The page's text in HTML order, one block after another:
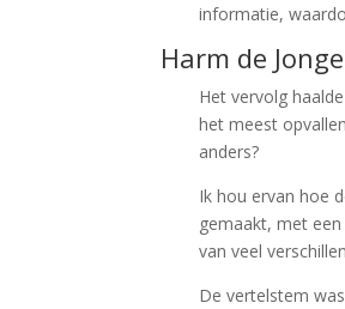
informatie,
Harm de
Het vervolg
het meest
anders?
Ik hou ervan hoe
gemaakt, met
van veel
De vertelstem